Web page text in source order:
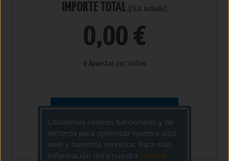
IMPORTE TOTAL (I.V.A. incluido)
0,00 €
0 Apuestas por Sorteo
AÑADIR A
CESTA
Utilizamos cookies funcionales y de
terceros para optimizar nuestro sitio
web y nuestros servicios. Para más
información mira nuestra politica de